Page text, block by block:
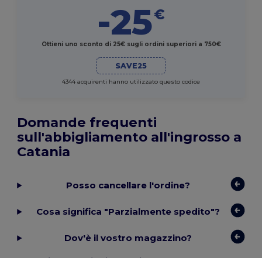
-25€
Ottieni uno sconto di 25€ sugli ordini superiori a 750€
SAVE25
4344 acquirenti hanno utilizzato questo codice
Domande frequenti
sull'abbigliamento all'ingrosso a
Catania
Posso cancellare l'ordine?
Cosa significa "Parzialmente spedito"?
Dov'è il vostro magazzino?